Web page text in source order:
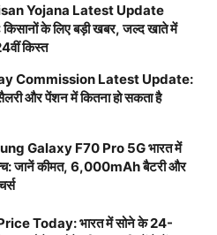
Yojana Latest Update
के लिए बड़ी खबर, जल्द खाते में
किस्त
Commission Latest Update:
और पेंशन में कितना हो सकता है
Galaxy F70 Pro 5G भारत में
जानें कीमत, 6,000mAh बैटरी और
Today: भारत में सोने के 24-